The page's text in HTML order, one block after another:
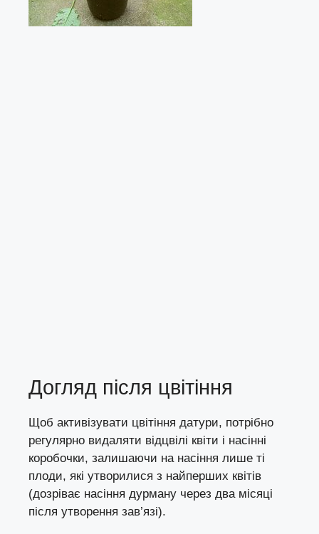
Догляд після цвітіння
Щоб активізувати цвітіння датури, потрібно
регулярно видаляти відцвілі квіти і насінні
коробочки, залишаючи на насіння лише ті
плоди, які утворилися з найперших квітів
(дозріває насіння дурману через два місяці
після утворення зав’язі).